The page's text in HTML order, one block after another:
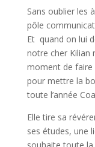
Sans oublier les
pôle
Et quand on lui
notre cher Kilian
moment de faire
pour mettre la
toute l’année
Elle tire sa
ses études, une